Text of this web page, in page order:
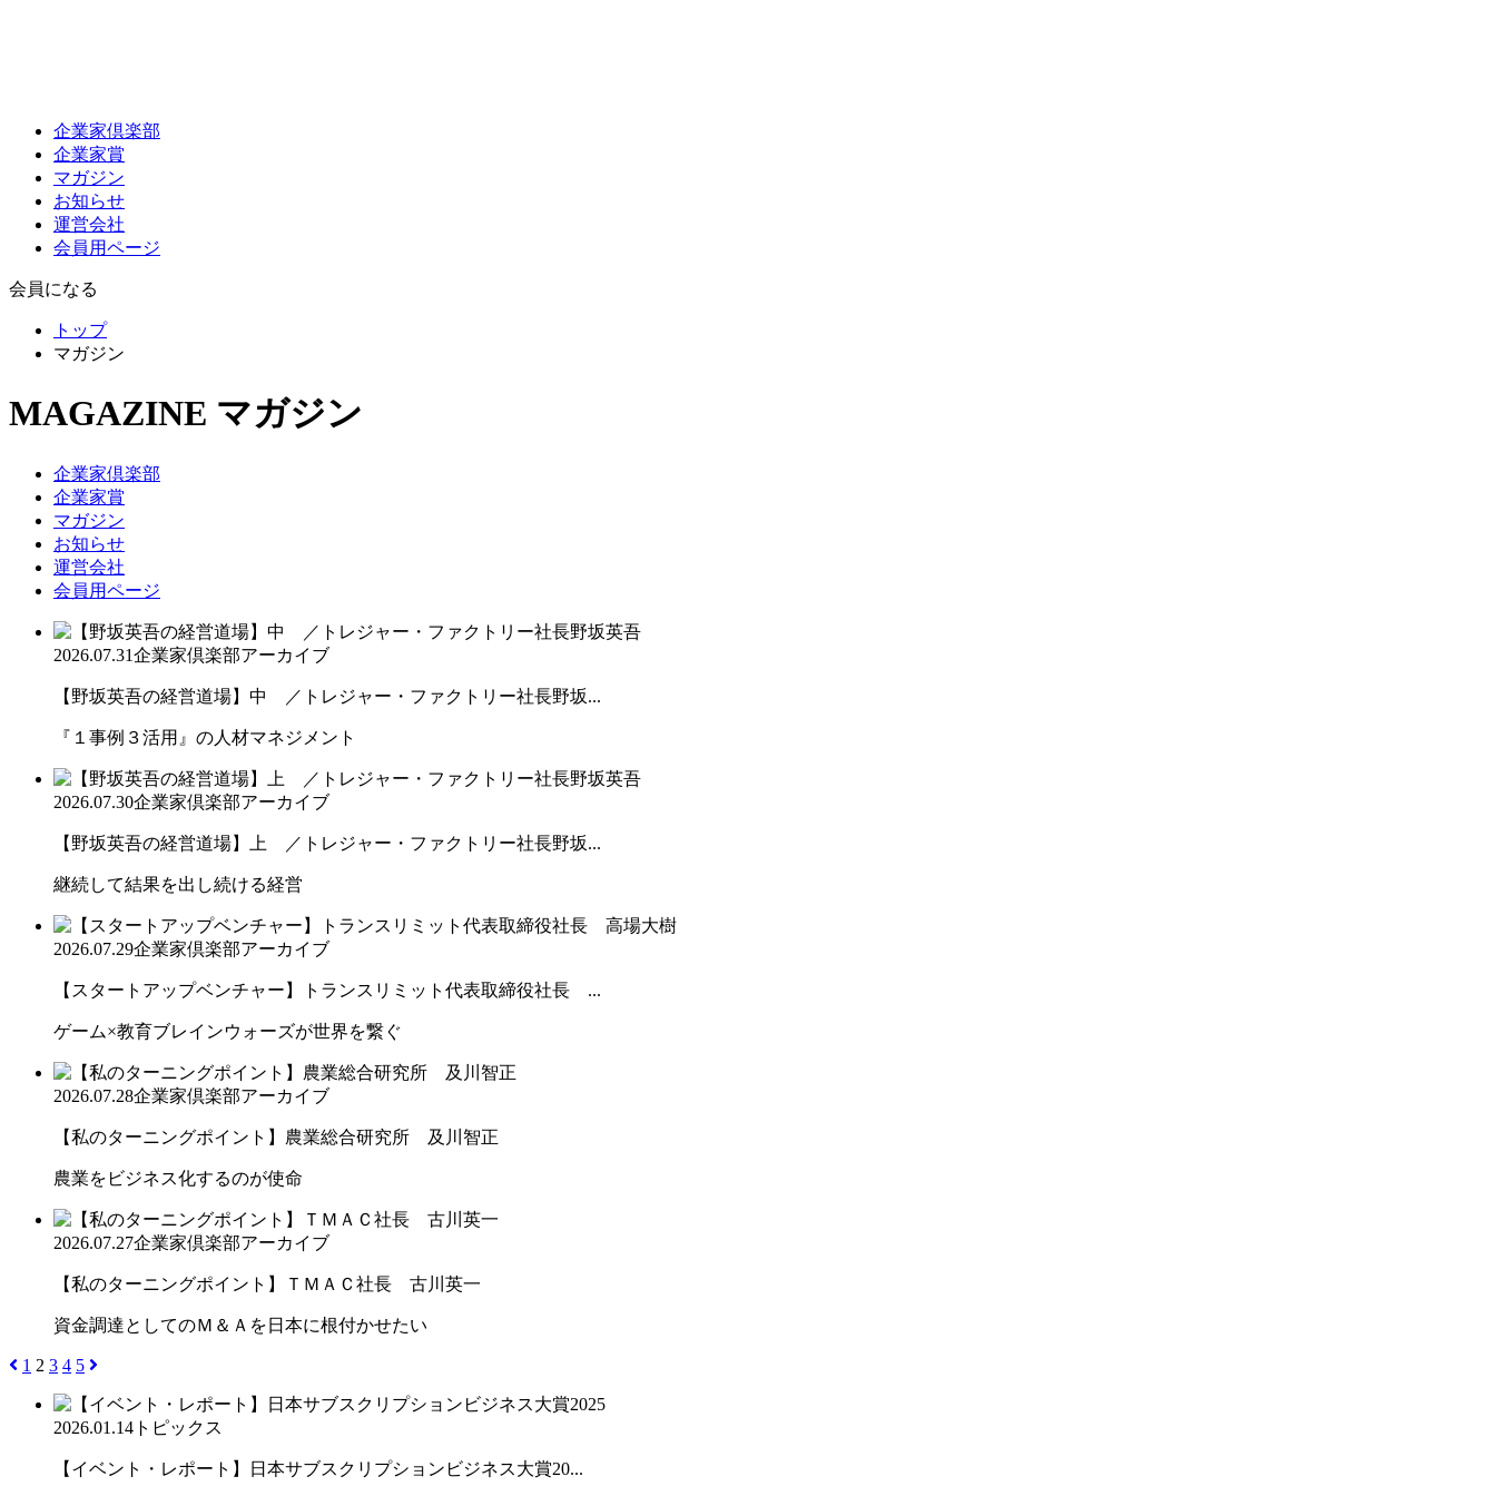
企業家倶楽部
企業家賞
マガジン
お知らせ
運営会社
会員用ページ
会員になる
トップ
マガジン
MAGAZINE マガジン
企業家倶楽部
企業家賞
マガジン
お知らせ
運営会社
会員用ページ
2026.07.31企業家倶楽部アーカイブ
【野坂英吾の経営道場】中 ／トレジャー・ファクトリー社長野坂...
『１事例３活用』の人材マネジメント
2026.07.30企業家倶楽部アーカイブ
【野坂英吾の経営道場】上 ／トレジャー・ファクトリー社長野坂...
継続して結果を出し続ける経営
2026.07.29企業家倶楽部アーカイブ
【スタートアップベンチャー】トランスリミット代表取締役社長 ...
ゲーム×教育ブレインウォーズが世界を繋ぐ
2026.07.28企業家倶楽部アーカイブ
【私のターニングポイント】農業総合研究所 及川智正
農業をビジネス化するのが使命
2026.07.27企業家倶楽部アーカイブ
【私のターニングポイント】ＴＭＡＣ社長 古川英一
資金調達としてのＭ＆Ａを日本に根付かせたい
1 2 3 4 5
2026.01.14 トピックス
【イベント・レポート】日本サブスクリプションビジネス大賞20...